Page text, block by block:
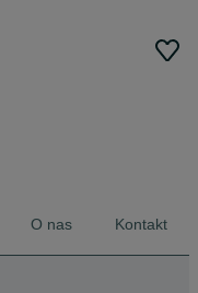
O nas Kontakt